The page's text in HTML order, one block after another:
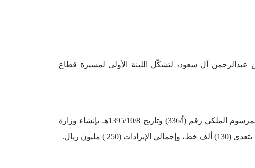
بن عبدالرحمن آل سعود، لتشكّل اللبنة الأولى لمسيرة قطاع
في عام 1395هـ الموافق 1975م، وبعد أن تعاظم دور قطاع الاتصالات في تنمية وتطور الشعوب والدول، صدر المرسوم الملكي رقم (أ/336) وتاريخ 1395/10/8هـ بإنشاء وزارة
ريال.